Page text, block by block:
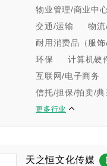
物业管理/商业中
交通/运输
物
耐用消费品（服
环保
计算机硬
互联网/电子商务
信托/担保/拍卖/典
更多行业
天之恒文化传媒